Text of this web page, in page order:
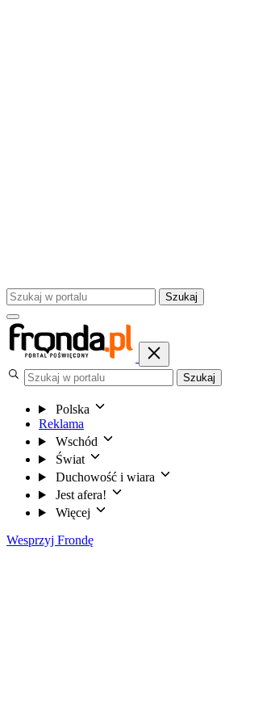
Szukaj
Szukaj
Polska
Reklama
Wschód
Świat
Duchowość i wiara
Jest afera!
Więcej
Wesprzyj Frondę